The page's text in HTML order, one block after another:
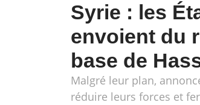
Syrie : les
envoient du
base de
Malgré leur plan,
réduire leurs forces et